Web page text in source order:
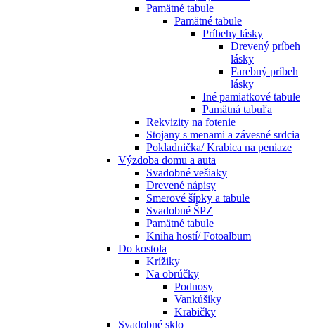
Pamätné tabule
Pamätné tabule
Príbehy lásky
Drevený príbeh
lásky
Farebný príbeh
lásky
Iné pamiatkové tabule
Pamätná tabuľa
Rekvizity na fotenie
Stojany s menami a závesné srdcia
Pokladnička/ Krabica na peniaze
Výzdoba domu a auta
Svadobné vešiaky
Drevené nápisy
Smerové šípky a tabule
Svadobné ŠPZ
Pamätné tabule
Kniha hostí/ Fotoalbum
Do kostola
Krížiky
Na obrúčky
Podnosy
Vankúšiky
Krabičky
Svadobné sklo